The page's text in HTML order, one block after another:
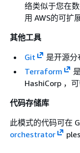
络类似于您在
用 AWS的可扩
其他工具
Git
是开源分
Terraform
HashiCorp ，
代码存储库
此模式的代码可在
orchestrator